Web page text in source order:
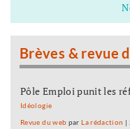
Brèves & revue
Pôle Emploi punit les
Idéologie
Revue du web par La rédaction